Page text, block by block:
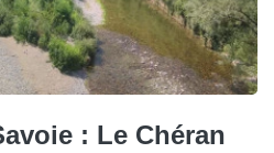
: Le Chéran